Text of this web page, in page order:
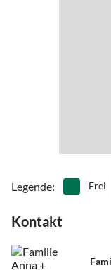
Legende: Frei
Kontakt